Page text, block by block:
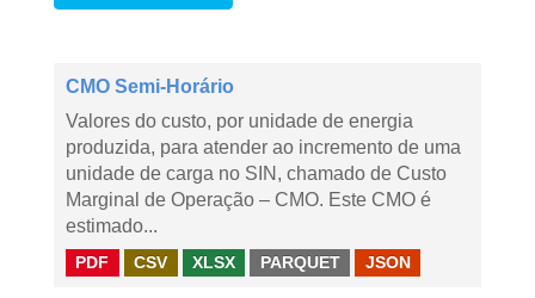
CMO Semi-Horário
Valores do custo, por unidade de energia
produzida, para atender ao incremento de uma
unidade de carga no SIN, chamado de Custo
Marginal de Operação – CMO. Este CMO é
estimado...
PDF CSV XLSX PARQUET JSON